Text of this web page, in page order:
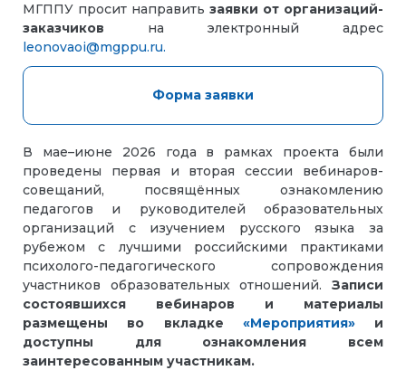
МГППУ просит направить заявки от организаций-
заказчиков на электронный адрес
leonovaoi@mgppu.ru.
Форма заявки
В мае–июне 2026 года в рамках проекта были
проведены первая и вторая сессии вебинаров-
совещаний, посвящённых ознакомлению
педагогов и руководителей образовательных
организаций с изучением русского языка за
рубежом с лучшими российскими практиками
психолого-педагогического сопровождения
участников образовательных отношений. Записи
состоявшихся вебинаров и материалы
размещены во вкладке «Мероприятия»и
доступны для ознакомления всем
заинтересованным участникам.